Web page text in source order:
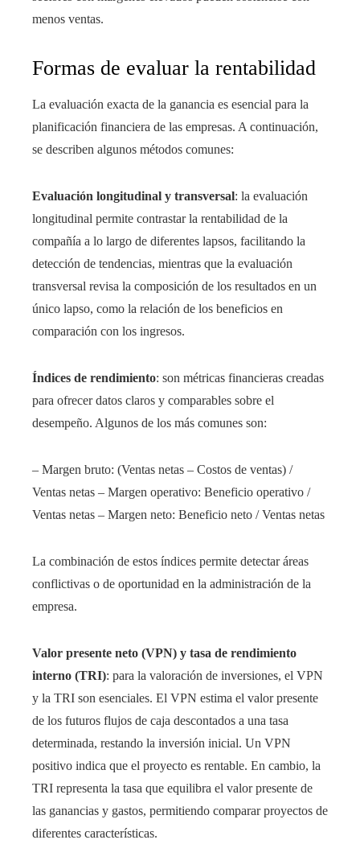
menos ventas.
Formas de evaluar la rentabilidad
La evaluación exacta de la ganancia es esencial para la
planificación financiera de las empresas. A continuación,
se describen algunos métodos comunes:
Evaluación longitudinal y transversal: la evaluación
longitudinal permite contrastar la rentabilidad de la
compañía a lo largo de diferentes lapsos, facilitando la
detección de tendencias, mientras que la evaluación
transversal revisa la composición de los resultados en un
único lapso, como la relación de los beneficios en
comparación con los ingresos.
Índices de rendimiento: son métricas financieras creadas
para ofrecer datos claros y comparables sobre el
desempeño. Algunos de los más comunes son:
– Margen bruto: (Ventas netas – Costos de ventas) /
Ventas netas – Margen operativo: Beneficio operativo /
Ventas netas – Margen neto: Beneficio neto / Ventas netas
La combinación de estos índices permite detectar áreas
conflictivas o de oportunidad en la administración de la
empresa.
Valor presente neto (VPN) y tasa de rendimiento
interno (TRI): para la valoración de inversiones, el VPN
y la TRI son esenciales. El VPN estima el valor presente
de los futuros flujos de caja descontados a una tasa
determinada, restando la inversión inicial. Un VPN
positivo indica que el proyecto es rentable. En cambio, la
TRI representa la tasa que equilibra el valor presente de
las ganancias y gastos, permitiendo comparar proyectos de
diferentes características.